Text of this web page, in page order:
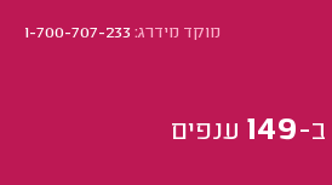
מוקד מידרג:1-700-707-233
ב-149 ענפים